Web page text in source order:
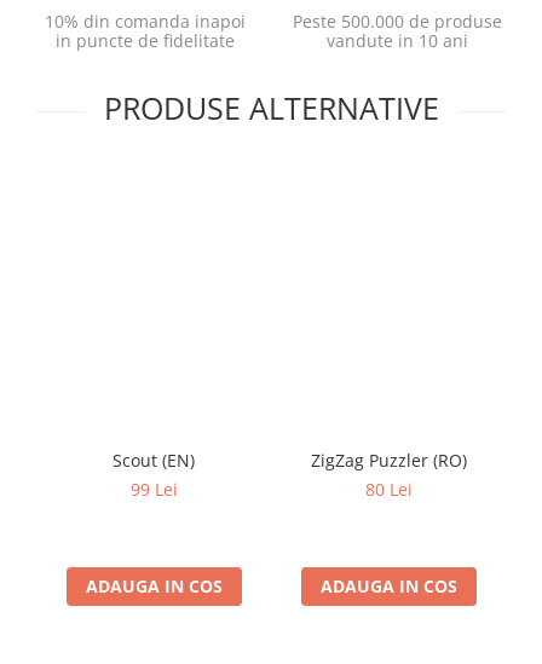
10% din comanda inapoi
in puncte de fidelitate
Peste 500.000 de produse
vandute in 10 ani
PRODUSE ALTERNATIVE
Scout (EN)
99 Lei
ADAUGA IN COS
ZigZag Puzzler (RO)
80 Lei
ADAUGA IN COS